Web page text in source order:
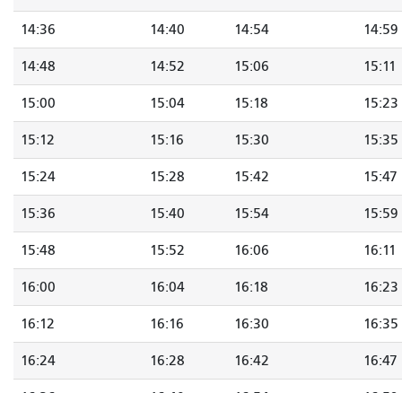
14:36 14:40 14:54 14:59
14:48 14:52 15:06 15:11
15:00 15:04 15:18 15:23
15:12 15:16 15:30 15:35
15:24 15:28 15:42 15:47
15:36 15:40 15:54 15:59
15:48 15:52 16:06 16:11
16:00 16:04 16:18 16:23
16:12 16:16 16:30 16:35
16:24 16:28 16:42 16:47